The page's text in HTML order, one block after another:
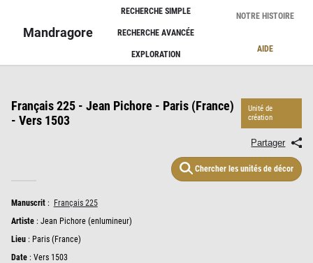
Mandragore
RECHERCHE SIMPLE
RECHERCHE AVANCÉE
EXPLORATION
NOTRE HISTOIRE
AIDE
Français 225 - Jean Pichore - Paris (France)
- Vers 1503
Unité de
création
Partager
Chercher les unités de décor
Manuscrit: Français 225
Artiste: Jean Pichore (enlumineur)
Lieu: Paris (France)
Date: Vers 1503